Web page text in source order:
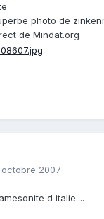
photo de
de Mindat.org
octobre 2007
d italie....